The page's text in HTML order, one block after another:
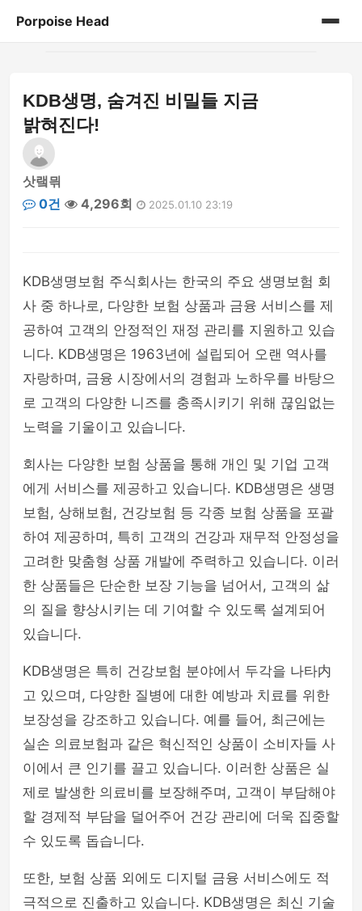
Porpoise Head
게시판
KDB생명, 숨겨진 비밀들 지금
밝혀진다!
삿랰믞
0건
4,296회 2025.01.10 23:19
KDB생명보험 주식회사는 한국의 주요 생명보험 회
사 중 하나로, 다양한 보험 상품과 금융 서비스를 제
공하여 고객의 안정적인 재정 관리를 지원하고 있습
니다. KDB생명은 1963년에 설립되어 오랜 역사를
자랑하며, 금융 시장에서의 경험과 노하우를 바탕으
로 고객의 다양한 니즈를 충족시키기 위해 끊임없는
노력을 기울이고 있습니다.
회사는 다양한 보험 상품을 통해 개인 및 기업 고객
에게 서비스를 제공하고 있습니다. KDB생명은 생명
보험, 상해보험, 건강보험 등 각종 보험 상품을 포괄
하여 제공하며, 특히 고객의 건강과 재무적 안정성을
고려한 맞춤형 상품 개발에 주력하고 있습니다. 이러
한 상품들은 단순한 보장 기능을 넘어서, 고객의 삶
의 질을 향상시키는 데 기여할 수 있도록 설계되어
있습니다.
KDB생명은 특히 건강보험 분야에서 두각을 나타内
고 있으며, 다양한 질병에 대한 예방과 치료를 위한
보장성을 강조하고 있습니다. 예를 들어, 최근에는
실손 의료보험과 같은 혁신적인 상품이 소비자들 사
이에서 큰 인기를 끌고 있습니다. 이러한 상품은 실
제로 발생한 의료비를 보장해주며, 고객이 부담해야
할 경제적 부담을 덜어주어 건강 관리에 더욱 집중할
수 있도록 돕습니다.
또한, 보험 상품 외에도 디지털 금융 서비스에도 적
극적으로 진출하고 있습니다. KDB생명은 최신 기술